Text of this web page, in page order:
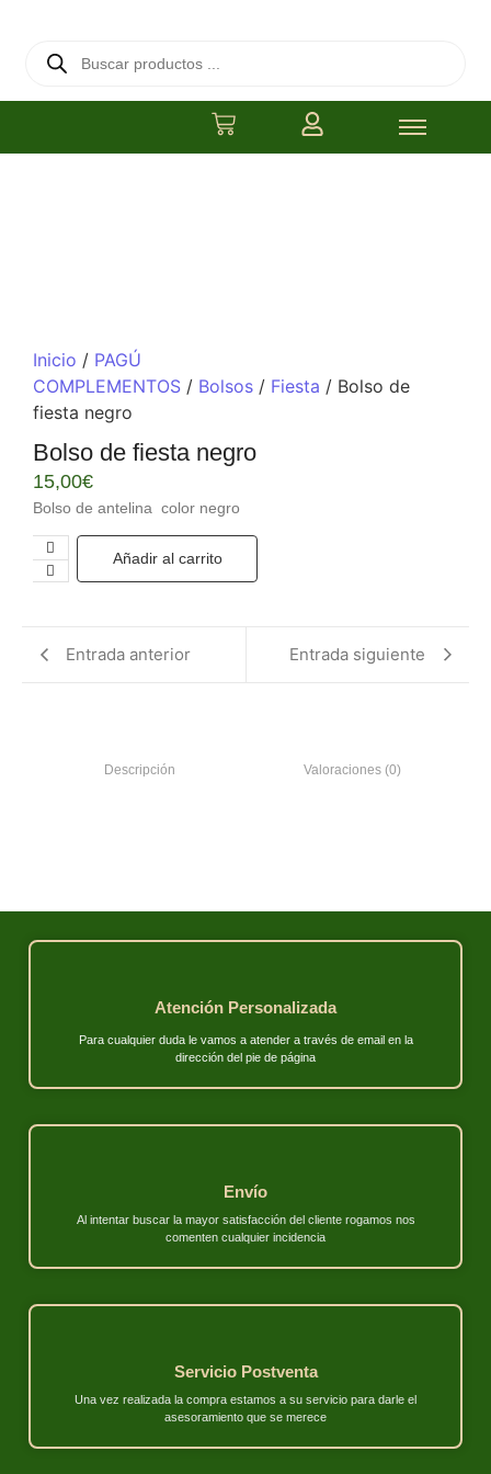
Inicio / PAGÚ
COMPLEMENTOS / Bolsos / Fiesta / Bolso de
fiesta negro
Bolso de fiesta negro
15,00€
Bolso de antelina color negro
Añadir al carrito
Entrada anterior Entrada siguiente
Descripción Valoraciones (0)
Atención Personalizada
Para cualquier duda le vamos a atender a través de email en la
dirección del pie de página
Envío
Al intentar buscar la mayor satisfacción del cliente rogamos nos
comenten cualquier incidencia
Servicio Postventa
Una vez realizada la compra estamos a su servicio para darle el
asesoramiento que se merece